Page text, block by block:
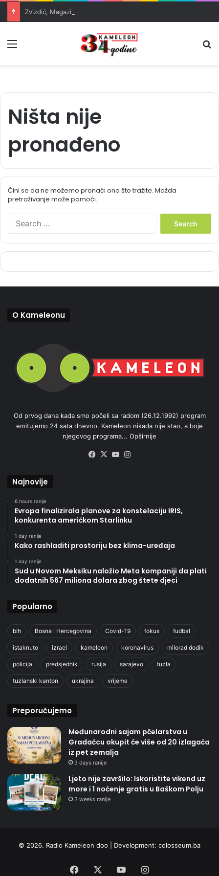
Ništa nije
pronađeno
Čini se da ne možemo pronaći ono što tražite. Možda
pretraživanje može pomoći.
h
O Kameleonu
Od prvog dana kada smo počeli sa radom (26.12.1992) program
emitujemo 24 sata dnevno. Kameleon nikada nije stao, a boje
njegovog programa... Opširnije
Facebook
X YouTube
Najnovije
6 hours ranije
Evropa finalizirala planove za konstelaciju IRIS,
konkurenta američkom Starlinku
1 day ranije
Kako rashladiti prostoriju bez klima-uređaja
1 day ranije
Sud u Novom Meksiku naložio Meta kompaniji da plati
dodatnih 567 miliona dolara zbog štete djeci
Popularno
bih Bosna i Hercegovina Covid-19 fokus fudbal
istaknuto izrael kameleon koronavirus milorad dodik
policija predsjednik rusija sarajevo tuzla
tuzlanski kanton ukrajina vrijeme
Preporučujemo
Međunarodni sajam pčelarstva u
Gradačcu okupit će više od 20 izlagača
iz pet zemalja
3 days ranije
Ljeto nije završilo: Iskoristite vikend uz
more i 1 noćenje gratis u Baškom Polju
3 weeks ranije
© 2026. Radio Kameleon doo | Development: colosseum.ba
Facebook YouTubeInstagram